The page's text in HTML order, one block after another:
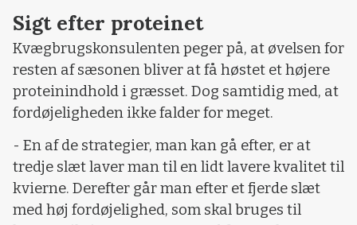
Sigt efter proteinet
Kvægbrugskonsulenten peger på, at øvelsen for
resten af sæsonen bliver at få høstet et højere
proteinindhold i græsset. Dog samtidig med, at
fordøjeligheden ikke falder for meget.
- En af de strategier, man kan gå efter, er at
tredje slæt laver man til en lidt lavere kvalitet til
kvierne. Derefter går man efter et fjerde slæt
med høj fordøjelighed, som skal bruges til